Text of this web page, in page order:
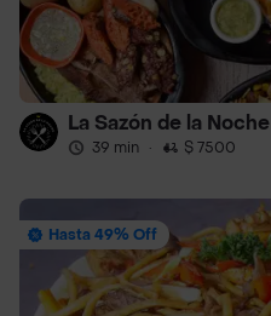
La Sazón de la Noche
39 min · $ 7500
Hasta 49% Off